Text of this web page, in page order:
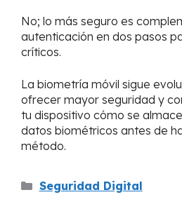
No; lo más seguro es
autenticación en dos pasos
críticos.
La biometría móvil sigue
ofrecer mayor seguridad y
tu dispositivo cómo se
datos biométricos antes de
método.
Categorías
Seguridad Digital